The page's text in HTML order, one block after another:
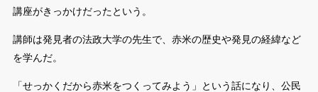
講座がきっかけだったという。
講師は発見者の法政大学の先生で、赤米の歴史や発見の経緯など
を学んだ。
「せっかくだから赤米をつくってみよう」という話になり、公民